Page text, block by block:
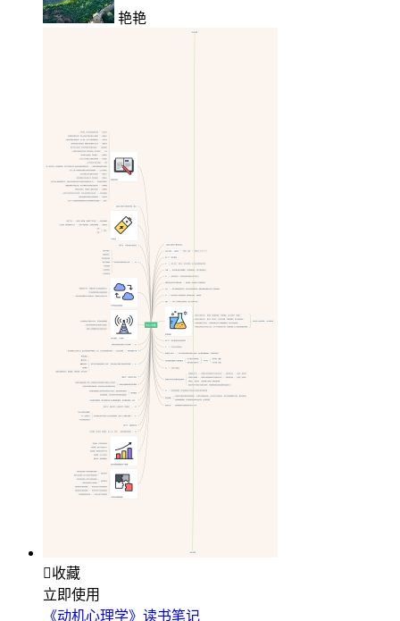
艳艳
收藏
立即使用
《动机心理学》读书笔记